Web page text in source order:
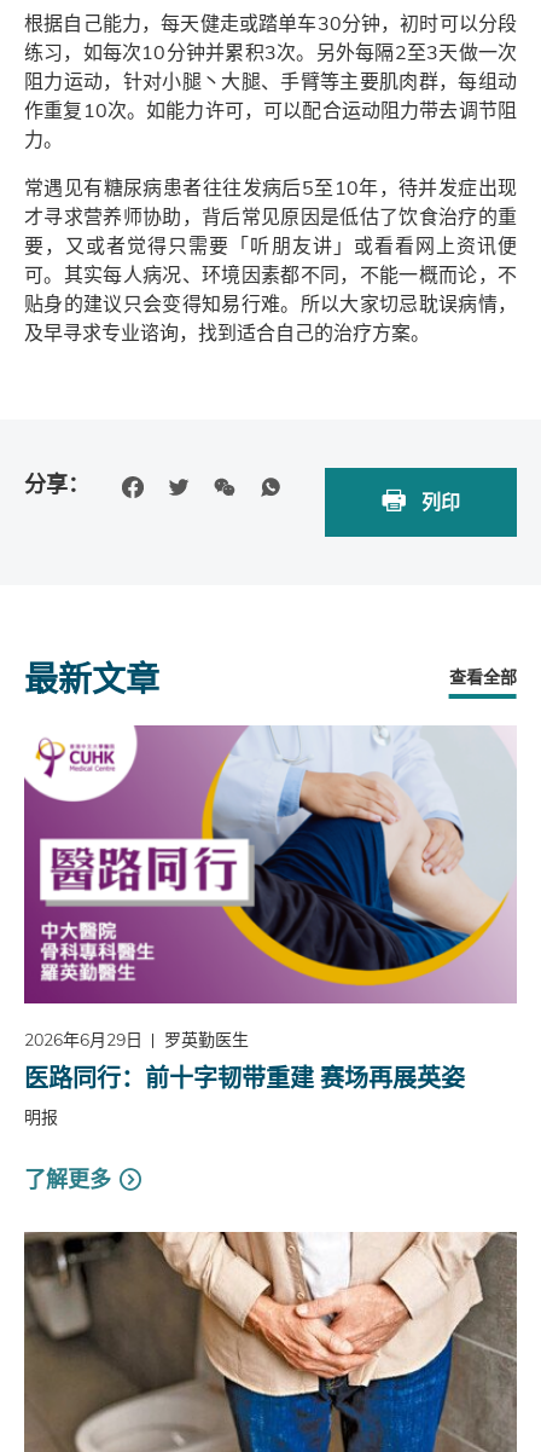
根据自己能力，每天健走或踏单车30分钟，初时可以分段
练习，如每次10分钟并累积3次。另外每隔2至3天做一次
阻力运动，针对小腿丶大腿、手臂等主要肌肉群，每组动
作重复10次。如能力许可，可以配合运动阻力带去调节阻
力。
常遇见有糖尿病患者往往发病后5至10年，待并发症出现
才寻求营养师协助，背后常见原因是低估了饮食治疗的重
要，又或者觉得只需要「听朋友讲」或看看网上资讯便
可。其实每人病况、环境因素都不同，不能一概而论，不
贴身的建议只会变得知易行难。所以大家切忌耽误病情，
及早寻求专业谘询，找到适合自己的治疗方案。
分享：
列印
最新文章 查看全部
2026年6月29日 罗英勤医生
医路同行：前十字韧带重建 赛场再展英姿
明报
了解更多